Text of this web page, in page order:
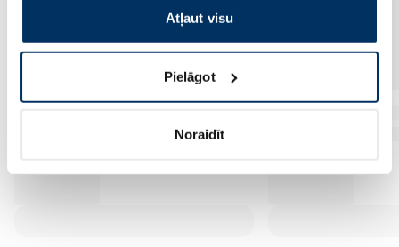
Atļaut visu
Pielāgot
Noraidīt